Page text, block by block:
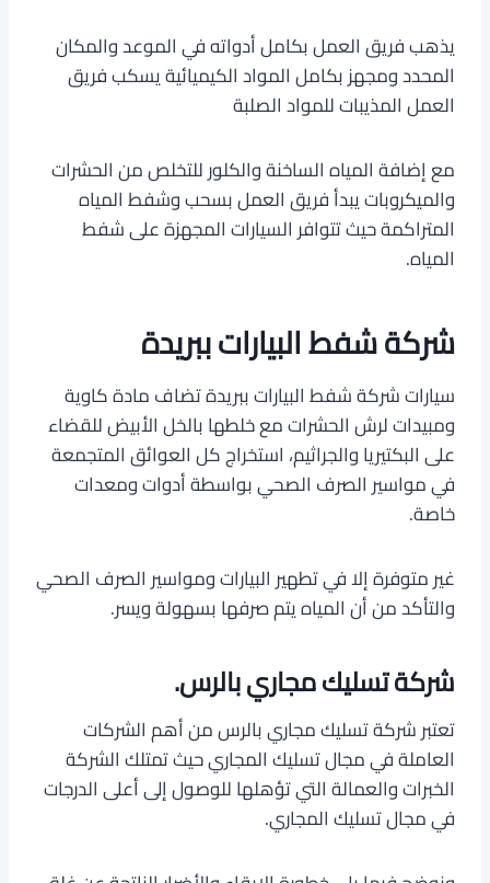
يذهب فريق العمل بكامل أدواته في الموعد والمكان
المحدد ومجهز بكامل المواد الكيميائية يسكب فريق
العمل المذيبات للمواد الصلبة
مع إضافة المياه الساخنة والكلور للتخلص من الحشرات
والميكروبات يبدأ فريق العمل بسحب وشفط المياه
المتراكمة حيث تتوافر السيارات المجهزة على شفط
المياه.
شركة شفط البيارات ببريدة
سيارات شركة شفط البيارات ببريدة تضاف مادة كاوية
ومبيدات لرش الحشرات مع خلطها بالخل الأبيض للقضاء
على البكتيريا والجراثيم، استخراج كل العوائق المتجمعة
في مواسير الصرف الصحي بواسطة أدوات ومعدات
خاصة.
غير متوفرة إلا في تطهير البيارات ومواسير الصرف الصحي
والتأكد من أن المياه يتم صرفها بسهولة ويسر.
شركة تسليك مجاري بالرس.
تعتبر شركة تسليك مجاري بالرس من أهم الشركات
العاملة في مجال تسليك المجاري حيث تمتلك الشركة
الخبرات والعمالة التي تؤهلها للوصول إلى أعلى الدرجات
في مجال تسليك المجاري.